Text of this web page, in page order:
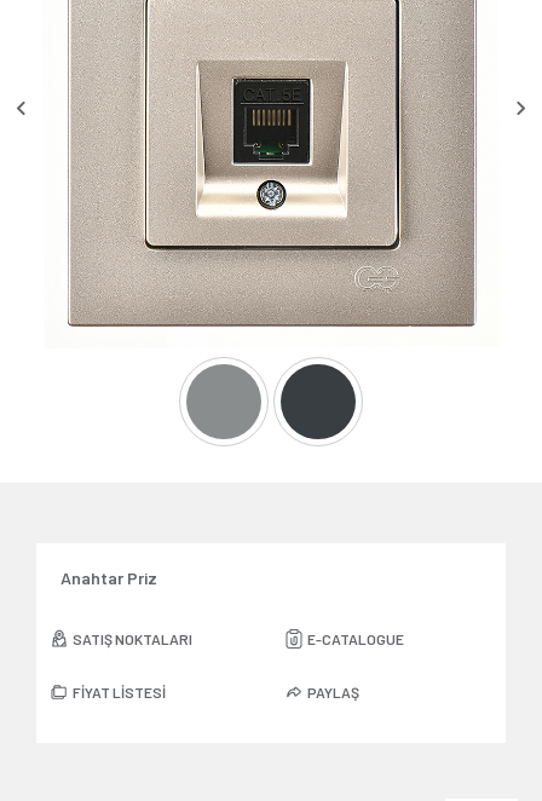
Anahtar Priz
SATIŞ NOKTALARI E-CATALOGUE
FİYAT LİSTESİ PAYLAŞ